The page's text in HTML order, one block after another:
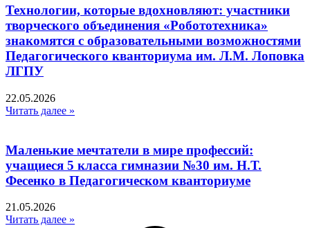
Технологии, которые вдохновляют: участники
творческого объединения «Робототехника»
знакомятся с образовательными возможностями
Педагогического кванториума им. Л.М. Лоповка
ЛГПУ
22.05.2026
Читать далее »
Маленькие мечтатели в мире профессий:
учащиеся 5 класса гимназии №30 им. Н.Т.
Фесенко в Педагогическом кванториуме
21.05.2026
Читать далее »